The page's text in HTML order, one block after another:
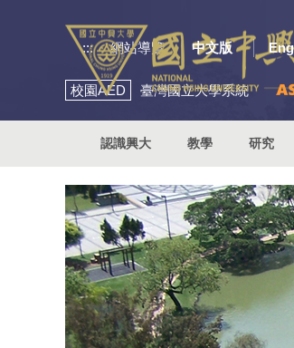
::: 網站導覽 中文版
校園AED 臺灣國立大學系統
認識興大 教學 研究